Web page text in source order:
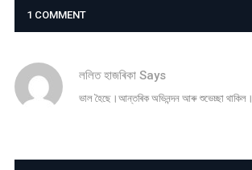
1 COMMENT
ললিত হাজৰিকা Says
ভাল হৈছে।আন্তৰিক অভিনন্দন আৰু শুভেচ্ছা থাকিল।